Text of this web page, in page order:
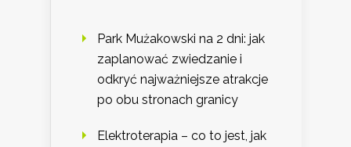
Park Mużakowski na 2 dni: jak
zaplanować zwiedzanie i
odkryć najważniejsze atrakcje
po obu stronach granicy
Elektroterapia – co to jest, jak